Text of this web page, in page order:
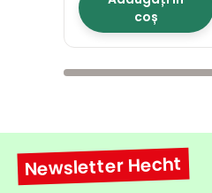
coș
Newsletter Hecht